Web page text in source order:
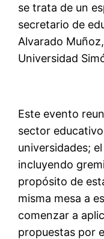
se trata de un
secretario de
Alvarado
Universidad
Este evento
sector
universidades;
incluyendo
propósito de
misma mesa a
comenzar a
propuestas por